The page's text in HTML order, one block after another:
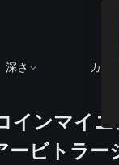
深さ カレ
インマイ
ービトラ